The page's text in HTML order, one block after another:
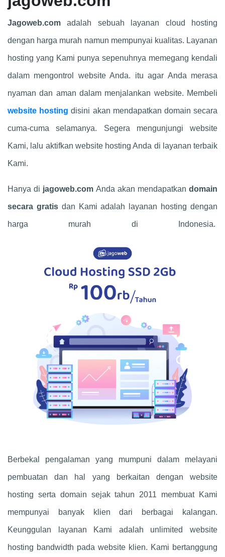
Jagoweb.comadalah sebuah layanan cloud hosting
dengan harga murah namun mempunyai kualitas. Layanan
hosting yang Kami punya sepenuhnya memegang kendali
dalam mengontrol website Anda. itu agar Anda merasa
nyaman dan aman dalam menjalankan website. Membeli
website hostingdisini akan mendapatkan domain secara
cuma-cuma selamanya. Segera mengunjungi website
Kami, lalu aktifkan website hosting Anda di layanan terbaik
Kami.
Hanya di jagoweb.com Anda akan mendapatkandomain
secara gratis dan Kami adalah layanan hosting dengan
harga murah di Indonesia.
Berbekal pengalaman yang mumpuni dalam melayani
pembuatan dan hal yang berkaitan dengan website
hosting serta domain sejak tahun 2011 membuat Kami
mempunyai banyak klien dari berbagai kalangan.
Keunggulan layanan Kami adalah unlimited website
hosting bandwidth pada website klien. Kami bertanggung